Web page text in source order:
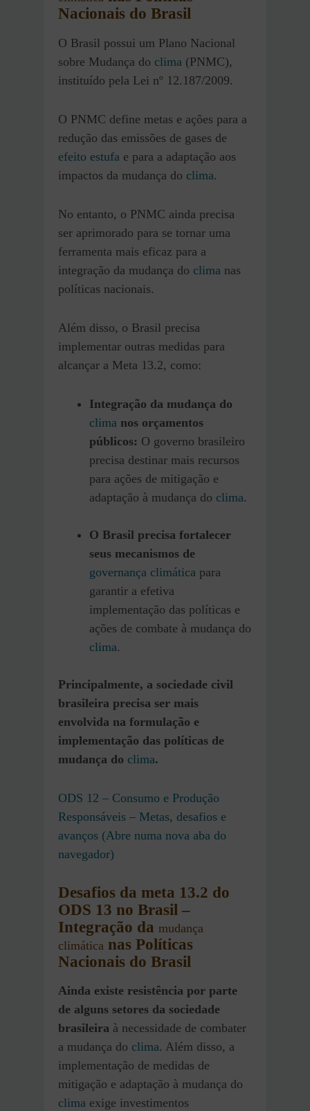
Nacionais do Brasil
O Brasil possui um Plano Nacional
sobre Mudança do clima (PNMC),
instituído pela Lei nº 12.187/2009.
O PNMC define metas e ações para a
redução das emissões de gases de
efeito estufa e para a adaptação aos
impactos da mudança do clima.
No entanto, o PNMC ainda precisa
ser aprimorado para se tornar uma
ferramenta mais eficaz para a
integração da mudança do clima nas
políticas nacionais.
Além disso, o Brasil precisa
implementar outras medidas para
alcançar a Meta 13.2, como:
Integração da mudança do
clima nos orçamentos
públicos: O governo brasileiro
precisa destinar mais recursos
para ações de mitigação e
adaptação à mudança do clima.
O Brasil precisa fortalecer
seus mecanismos de
governança climática para
garantir a efetiva
implementação das políticas e
ações de combate à mudança do
clima.
Principalmente, a sociedade civil
brasileira precisa ser mais
envolvida na formulação e
implementação das políticas de
mudança do clima.
ODS 12 – Consumo e Produção
Responsáveis – Metas, desafios e
avanços (Abre numa nova aba do
navegador)
Desafios da meta 13.2 do
ODS 13 no Brasil –
Integração da mudança
climática nas Políticas
Nacionais do Brasil
Ainda existe resistência por parte
de alguns setores da sociedade
brasileira à necessidade de combater
a mudança do clima. Além disso, a
implementação de medidas de
mitigação e adaptação à mudança do
clima exige investimentos